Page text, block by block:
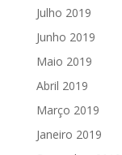
Julho 2019
Junho 2019
Maio 2019
Abril 2019
Março 2019
Janeiro 2019